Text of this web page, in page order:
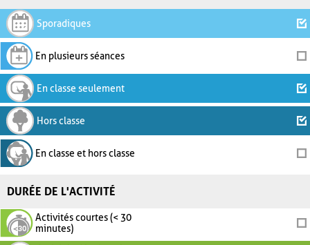
Sporadiques
En plusieurs séances
En classe seulement
Hors classe
En classe et hors classe
DURÉE DE L'ACTIVITÉ
Activités courtes (< 30
minutes)